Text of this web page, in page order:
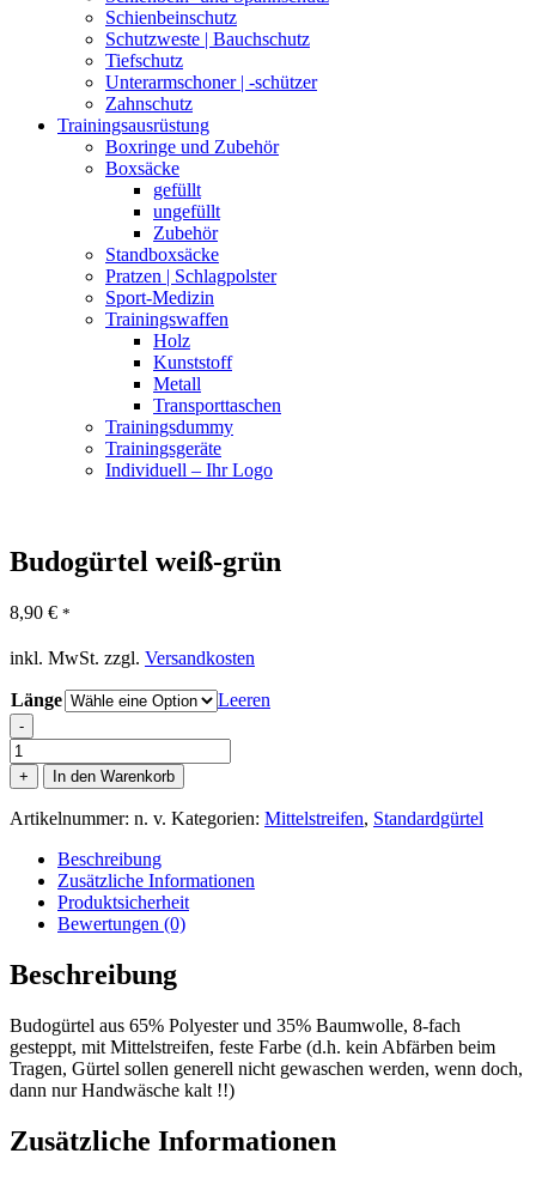
Schienbeinschutz
Schutzweste | Bauchschutz
Tiefschutz
Unterarmschoner | -schützer
Zahnschutz
Trainingsausrüstung
Boxringe und Zubehör
Boxsäcke
gefüllt
ungefüllt
Zubehör
Standboxsäcke
Pratzen | Schlagpolster
Sport-Medizin
Trainingswaffen
Holz
Kunststoff
Metall
Transporttaschen
Trainingsdummy
Trainingsgeräte
Individuell – Ihr Logo
Budogürtel weiß-grün
8,90 € *
inkl. MwSt. zzgl. Versandkosten
Länge Leeren
-
Budogürtel
weiß-
grün
Menge
+ In den Warenkorb
Artikelnummer: n. v. Kategorien: Mittelstreifen, Standardgürtel
Beschreibung
Zusätzliche Informationen
Produktsicherheit
Bewertungen (0)
Beschreibung
Budogürtel aus 65% Polyester und 35% Baumwolle, 8-fach
gesteppt, mit Mittelstreifen, feste Farbe (d.h. kein Abfärben beim
Tragen, Gürtel sollen generell nicht gewaschen werden, wenn doch,
dann nur Handwäsche kalt !!)
Zusätzliche Informationen